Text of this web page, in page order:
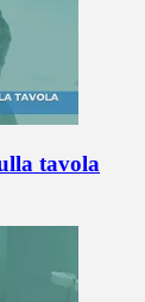
tavola